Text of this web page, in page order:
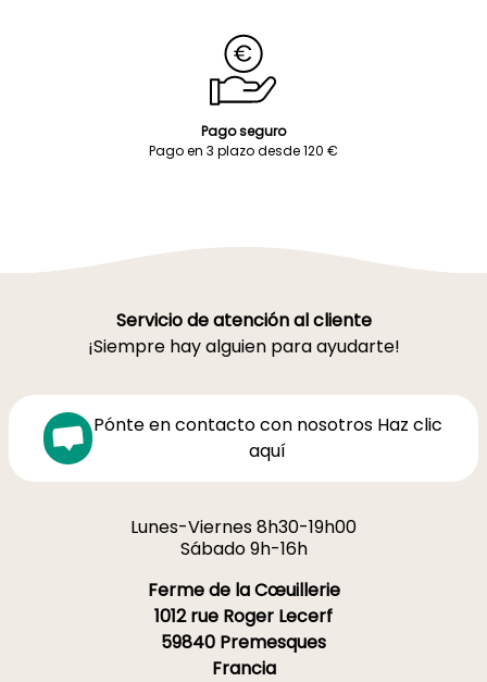
Pago seguro
Pago en 3 plazo desde 120 €
Servicio de atención al cliente
¡Siempre hay alguien para ayudarte!
Pónte en contacto con nosotros Haz clic
aquí
Lunes-Viernes 8h30-19h00
Sábado 9h-16h
Ferme de la Cœuillerie
1012 rue Roger Lecerf
59840 Premesques
Francia